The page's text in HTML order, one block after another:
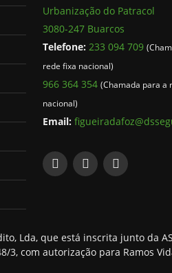
Urbanização do Patracol
3080-247 Buarcos
Telefone: 233 094 709
rede fixa nacional)
966 364 354 (Chamada para a
nacional)
Email:
Lda, que está inscrita junto da
3, com autorização para Ramos